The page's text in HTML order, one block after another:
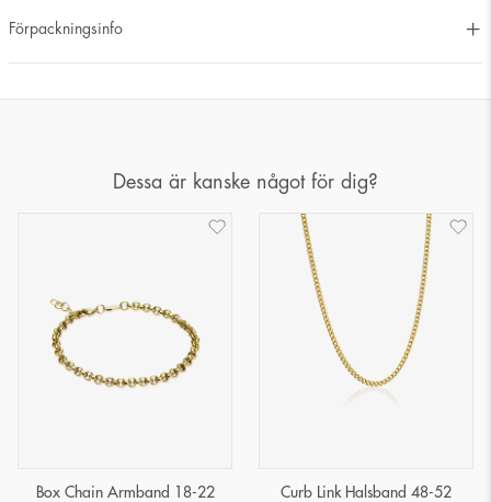
Förpackningsinfo
Dessa är kanske något för dig?
Box Chain Armband 18-22
Curb Link Halsband 48-52